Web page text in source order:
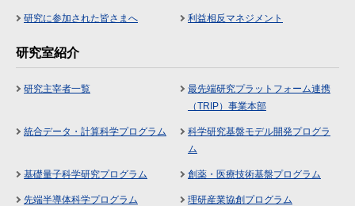
研究に参加された皆さまへ 利益相反マネジメント
研究室紹介
研究主宰者一覧
最先端研究プラットフォーム連携
（TRIP）事業本部
統合データ・計算科学プログラム
科学研究基盤モデル開発プログラ
ム
基礎量子科学研究プログラム 創薬・医療技術基盤プログラム
先端半導体科学プログラム 理研産業協創プログラム